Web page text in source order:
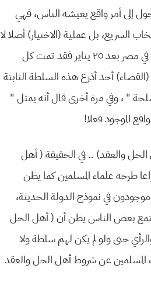
إلى أمر واقع یعیشه الناس، فهي
السریع، بل عملیة (الاختیار) أصلا لا
یمكن أن تتم بدون وجود سلطة ثابتة تنظم هذا الاختیار، كما حدث في مصر بعد ٢٥ ینایر فقد تمت كل
أحد أذرع هذه السلطة الثابتة
” ، وفي مرة أخرى قال أنه یمثل ”
الموجود فعلا!
والعقد) .. في الحقیقة ( أهل
طرحه علماء المسلمین كما یظن
في نموذج الدولة الحدیثة،
بعض الناس یظن أن ( أهل الحل
حتى ولو لم یكن لهم سلطة ولا
المسلمین عن شروط أهل الحل والعقد